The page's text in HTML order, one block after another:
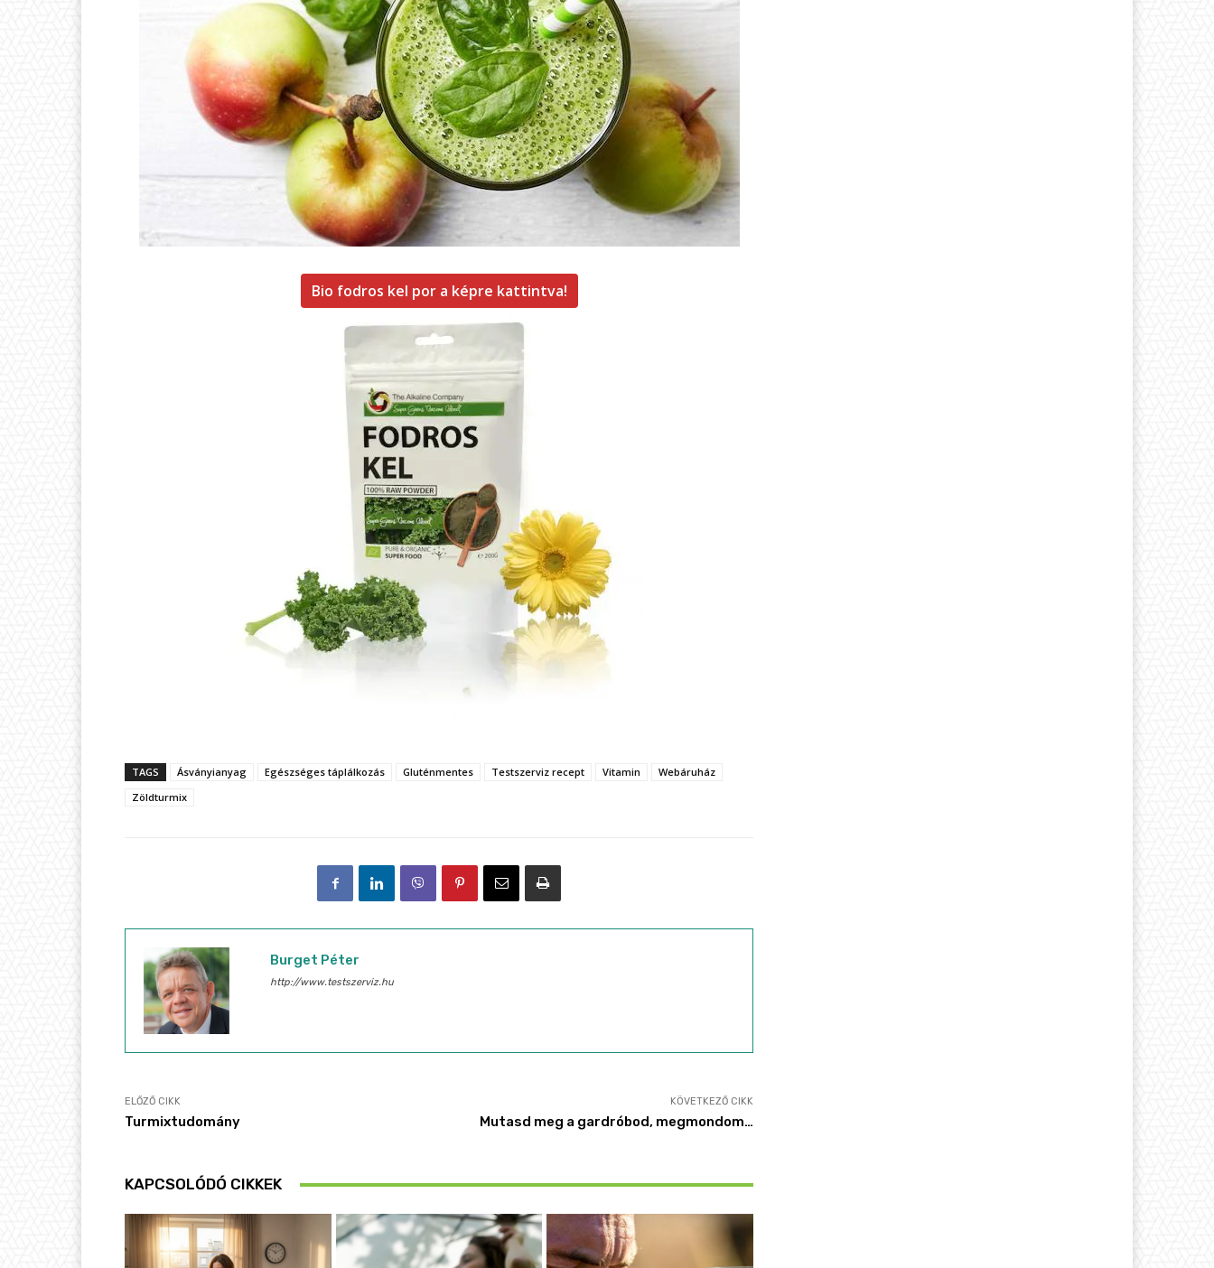
Bio fodros kel por a képre kattintva!
TAGS Ásványianyag Egészséges táplálkozás Gluténmentes Testszerviz recept Vitamin
Webáruház
Zöldturmix
Burget Péter
http://www.testszerviz.hu
ELŐZŐ CIKK
Turmixtudomány
KÖVETKEZŐ CIKK
Mutasd meg a gardróbod, megmondom…
KAPCSOLÓDÓ CIKKEK